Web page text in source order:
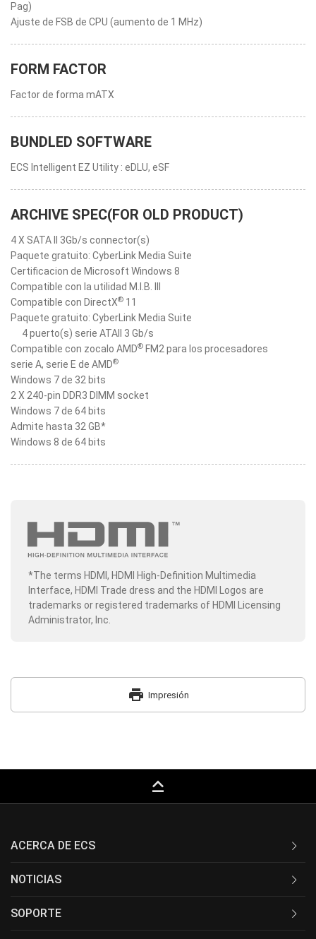
Pag)
Ajuste de FSB de CPU (aumento de 1 MHz)
FORM FACTOR
Factor de forma mATX
BUNDLED SOFTWARE
ECS Intelligent EZ Utility : eDLU, eSF
ARCHIVE SPEC(FOR OLD PRODUCT)
4 X SATA II 3Gb/s connector(s)
Paquete gratuito: CyberLink Media Suite
Certificacion de Microsoft Windows 8
Compatible con la utilidad M.I.B. III
Compatible con DirectX® 11
Paquete gratuito: CyberLink Media Suite
4 puerto(s) serie ATAII 3 Gb/s
Compatible con zocalo AMD® FM2 para los procesadores
serie A, serie E de AMD®
Windows 7 de 32 bits
2 X 240-pin DDR3 DIMM socket
Windows 7 de 64 bits
Admite hasta 32 GB*
Windows 8 de 64 bits
*The terms HDMI, HDMI High-Definition Multimedia
Interface, HDMI Trade dress and the HDMI Logos are
trademarks or registered trademarks of HDMI Licensing
Administrator, Inc.
print Impresión
keyboard_capslock
ACERCA DE ECS
NOTICIAS
SOPORTE